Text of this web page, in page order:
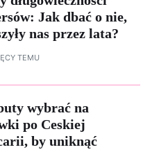
Jak dbać o nie,
nas przez lata?
TEMU
wybrać na
po Ceskiej
by uniknąć